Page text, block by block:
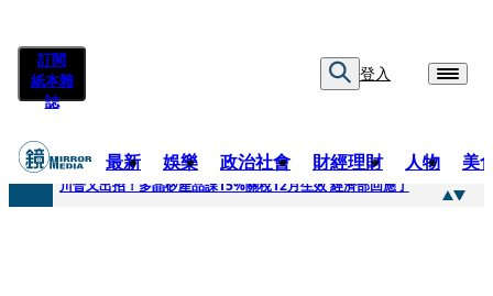
訂閱
紙本雜
誌
登入
最新 娛樂 政治社會 財經理財 人物 美
快訊
川普又出招！多晶矽產品課15%關稅12月生效 經濟部回應了